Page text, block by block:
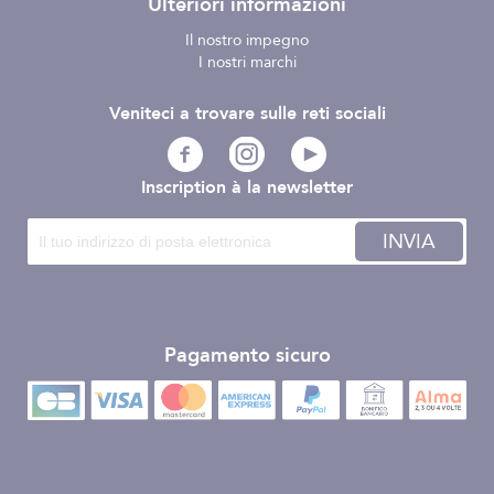
Il nostro impegno
I nostri marchi
Inscription à la newsletter
INVIA
Pagamento sicuro
Veniteci a trovare sulle reti sociali